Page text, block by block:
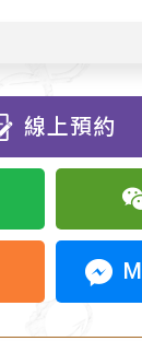
線上預約